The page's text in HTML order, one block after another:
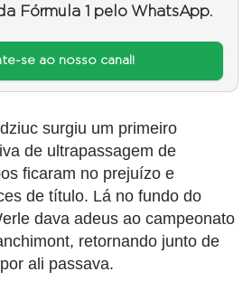
Fórmula 1 pelo WhatsApp.
se ao nosso canal!
surgiu um primeiro
de ultrapassagem de
ficaram no prejuízo e
de título. Lá no fundo do
dava adeus ao campeonato
retornando junto de
ali passava.